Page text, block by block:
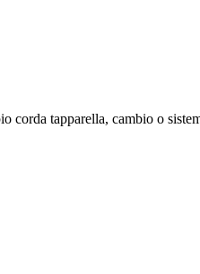
corda tapparella, cambio o